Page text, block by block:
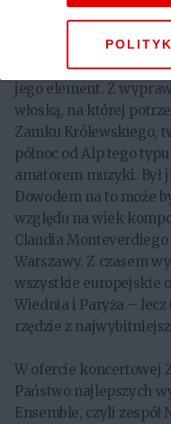
Można zaryzykować
dla niego treść życia,
jego element. Z
włoską, na której
Zamku Królewskiego,
północ od Alp tego
amatorem muzyki. Był
Dowodem na to może
względu na wiek
Claudia
Warszawy. Z czasem
wszystkie europejskie
Wiednia i Paryża –
rzędzie z
W ofercie koncertowej
Państwo najlepszych
Ensemble, czyli zespół